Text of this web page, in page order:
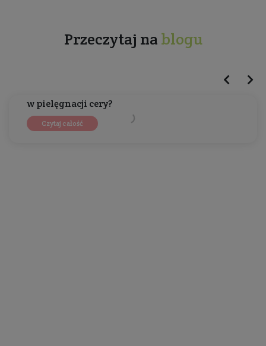
Przeczytaj na blogu
Adapinoid, czyli retinol i retinal 3. generacji
w pielęgnacji cery?
Czytaj całość